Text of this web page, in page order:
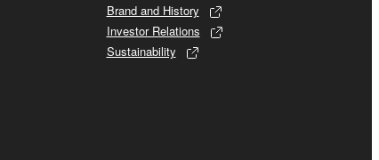
Brand and History
Investor Relations
Sustainability